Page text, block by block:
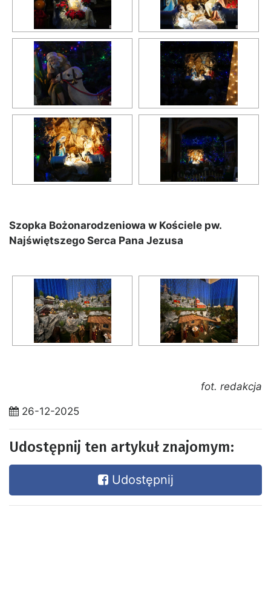
Szopka Bożonarodzeniowa w Kościele pw.
Najświętszego Serca Pana Jezusa
fot. redakcja
26-12-2025
Udostępnij ten artykuł znajomym:
Udostępnij